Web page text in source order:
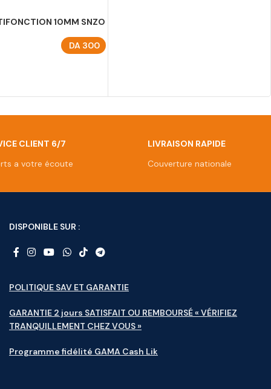
10MM SNZO
DA300
CLIENT 6/7
a votre écoute
LIVRAISON RAPIDE
Couverture nationale
DISPONIBLE SUR :
POLITIQUE SAV ET GARANTIE
GARANTIE 2 jours SATISFAIT OU REMBOURSÉ « VÉRIFIEZ
TRANQUILLEMENT CHEZ VOUS »
Programme fidélité GAMA Cash Lik